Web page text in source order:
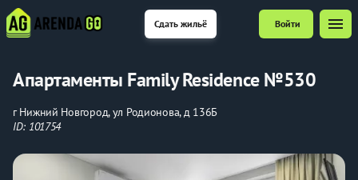
Сдать жильё Войти menu
Апартаменты Family Residence №530
г Нижний Новгород, ул Родионова, д 136Б
ID: 101754